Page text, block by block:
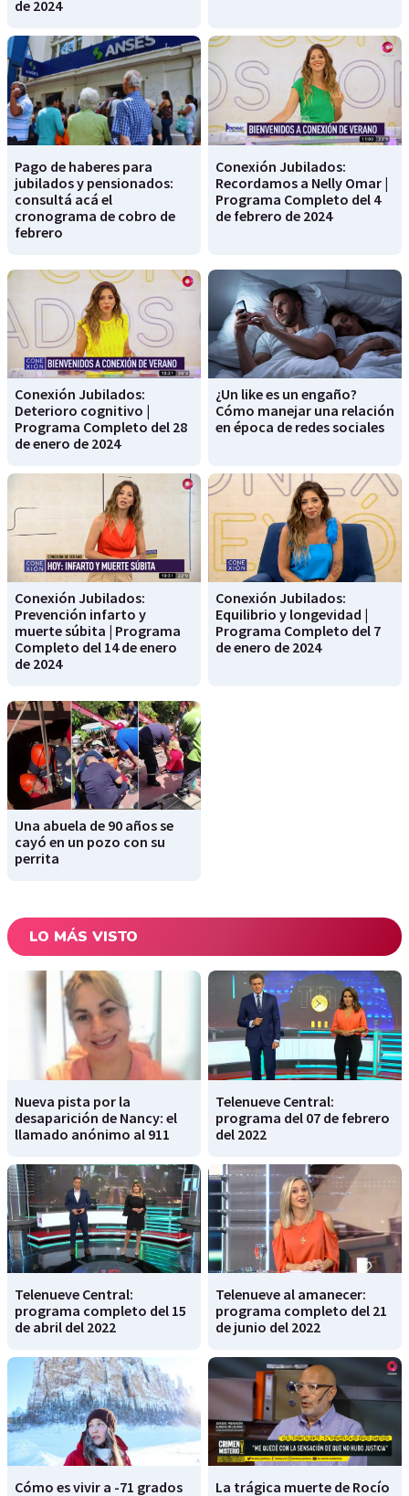
de 2024
Pago de haberes para
jubilados y pensionados:
consultá acá el
cronograma de cobro de
febrero
Conexión Jubilados:
Recordamos a Nelly Omar |
Programa Completo del 4
de febrero de 2024
Conexión Jubilados:
Deterioro cognitivo |
Programa Completo del 28
de enero de 2024
¿Un like es un engaño?
Cómo manejar una relación
en época de redes sociales
Conexión Jubilados:
Prevención infarto y
muerte súbita | Programa
Completo del 14 de enero
de 2024
Conexión Jubilados:
Equilibrio y longevidad |
Programa Completo del 7
de enero de 2024
Una abuela de 90 años se
cayó en un pozo con su
perrita
LO MÁS VISTO
Nueva pista por la
desaparición de Nancy: el
llamado anónimo al 911
Telenueve Central:
programa del 07 de febrero
del 2022
Telenueve Central:
programa completo del 15
de abril del 2022
Telenueve al amanecer:
programa completo del 21
de junio del 2022
Cómo es vivir a -71 grados
La trágica muerte de Rocío